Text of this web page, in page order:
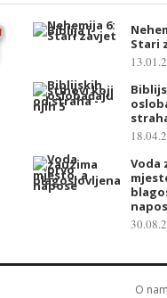
Stari
Voda
O